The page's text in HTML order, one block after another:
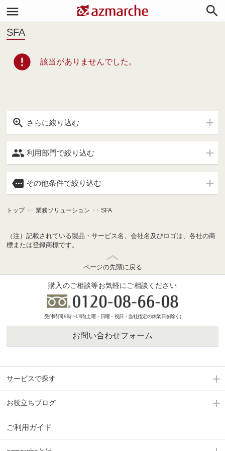


SFA
error 該当がありませんでした。
 さらに絞り込む
 利用部門で絞り込む
 その他条件で絞り込む
トップ >> 業務ソリューション >> SFA
（注）記載されている製品・サービス名、会社名及びロゴは、各社の商
標または登録商標です。
ページの先頭に戻る
購入のご相談等お気軽にご相談ください
受付時間 9時 ~17時(土曜・日曜・祝日・当社指定の休業日を除く)
お問い合わせフォーム
サービスで探す
お役立ちブログ
ご利用ガイド